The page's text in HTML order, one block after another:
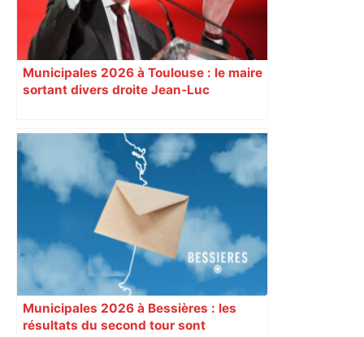
Municipales 2026 à Toulouse : le maire
sortant divers droite Jean-Luc
Municipales 2026 à Bessières : les
résultats du second tour sont